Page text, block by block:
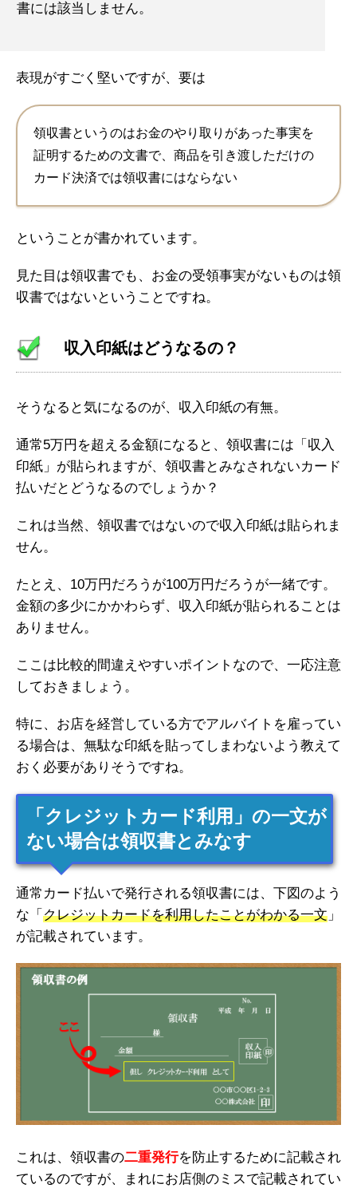
書には該当しません。
表現がすごく堅いですが、要は
領収書というのはお金のやり取りがあった事実を
証明するための文書で、商品を引き渡しただけの
カード決済では領収書にはならない
ということが書かれています。
見た目は領収書でも、お金の受領事実がないものは領
収書ではないということですね。
収入印紙はどうなるの？
そうなると気になるのが、収入印紙の有無。
通常5万円を超える金額になると、領収書には「収入
印紙」が貼られますが、領収書とみなされないカード
払いだとどうなるのでしょうか？
これは当然、領収書ではないので収入印紙は貼られま
せん。
たとえ、10万円だろうが100万円だろうが一緒です。
金額の多少にかかわらず、収入印紙が貼られることは
ありません。
ここは比較的間違えやすいポイントなので、一応注意
しておきましょう。
特に、お店を経営している方でアルバイトを雇ってい
る場合は、無駄な印紙を貼ってしまわないよう教えて
おく必要がありそうですね。
「クレジットカード利用」の一文が
ない場合は領収書とみなす
通常カード払いで発行される領収書には、下図のよう
な「 クレジットカードを利用したことがわかる一文 」
が記載されています。
これは、領収書の二重発行を防止するために記載され
ているのですが、まれにお店側のミスで記載されてい